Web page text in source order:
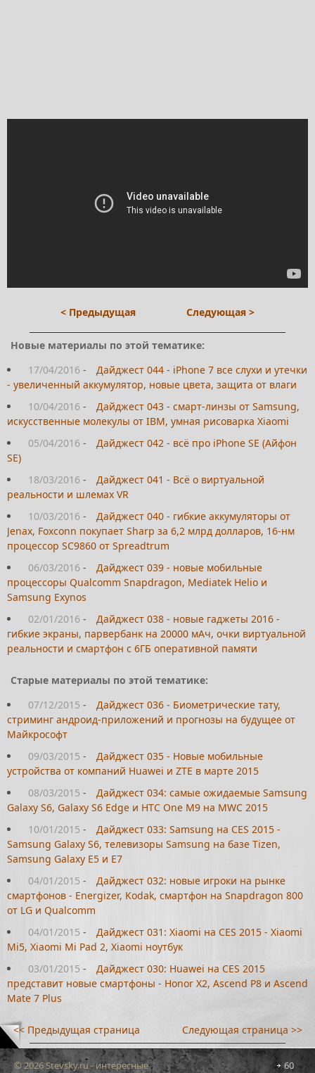
< Предыдущая Следующая >
Новые материалы по этой тематике:
17/04/2016 -
Дайджест 044 - iPhone 7 все слухи и утечки
- увеличенный аккумулятор, новые цвета, защита от влаги
10/04/2016 -
Дайджест 043 - смарт-линзы от Samsung,
искусственные молекулы от IBM, умная рисоварка Xiaomi
05/04/2016 -
Дайджест 042 - всё про iPhone SE (Айфон
SE)
18/03/2016 -
Дайджест 041 - Всё о виртуальной
реальности и шлемах VR
10/03/2016 -
Дайджест 040 - гибкие аккумуляторы от
Jenax, Foxconn покупает Sharp за 6,2 млрд долларов, 16-нм
процессор SC9860 от Spreadtrum
06/03/2016 -
Дайджест 039 - новые мобильные
процессоры Qualcomm Snapdragon, Mediatek Helio и
Samsung Exynos
02/01/2016 -
Дайджест 038 - новые гаджеты 2016 -
гибкие экраны, парвербанк на 20000 мАч, очки виртуальной
реальности и смартфон с 6ГБ оперативной памяти
Старые материалы по этой тематике:
07/12/2015 -
Дайджест 036 - Биометрические тату,
стриминг андроид-приложений и прогнозы на будущее от
Майкрософт
09/03/2015 -
Дайджест 035 - Новые мобильные
устройства от компаний Huawei и ZTE в марте 2015
08/03/2015 -
Дайджест 034: самые ожидаемые Samsung
Galaxy S6, Galaxy S6 Edge и HTC One M9 на MWC 2015
10/01/2015 -
Дайджест 033: Samsung на CES 2015 -
Samsung Galaxy S6, телевизоры Samsung на базе Tizen,
Samsung Galaxy Е5 и Е7
04/01/2015 -
Дайджест 032: новые игроки на рынке
смартфонов - Energizer, Kodak, смартфон на Snapdragon 800
от LG и Qualcomm
04/01/2015 -
Дайджест 031: Xiaomi на CES 2015 - Xiaomi
Mi5, Xiaomi Mi Pad 2, Xiaomi ноутбук
03/01/2015 -
Дайджест 030: Huawei на CES 2015
представит новые смартфоны - Honor X2, Ascend P8 и Ascend
Mate 7 Plus
<< Предыдущая страница Следующая страница >>
60
© 2026 Stevsky.ru - интересные